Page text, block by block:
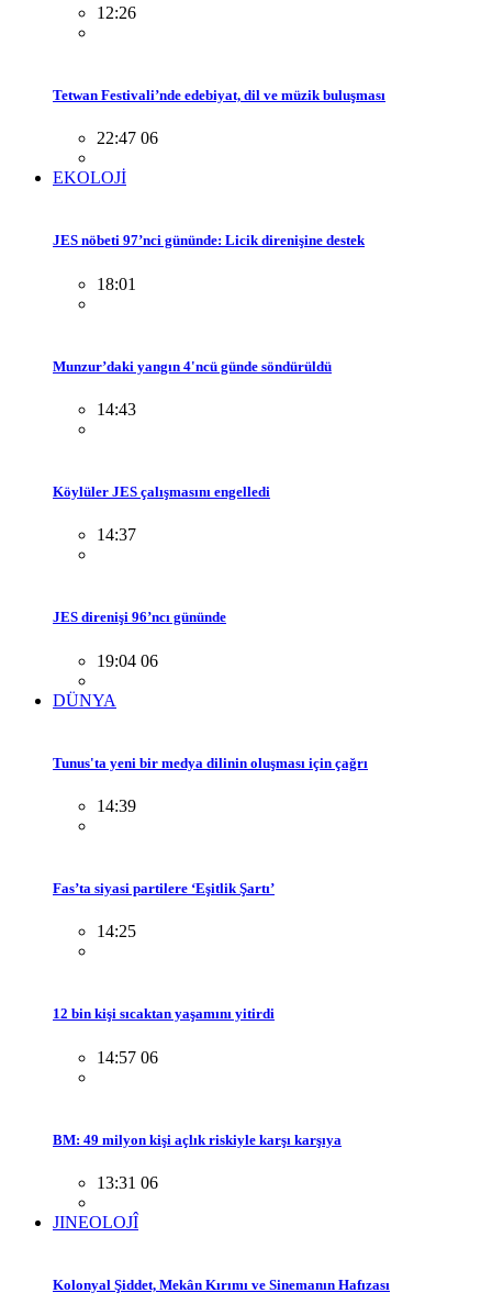
12:26
Tetwan Festivali’nde edebiyat, dil ve müzik buluşması
22:47 06
EKOLOJİ
JES nöbeti 97’nci gününde: Licik direnişine destek
18:01
Munzur’daki yangın 4'ncü günde söndürüldü
14:43
Köylüler JES çalışmasını engelledi
14:37
JES direnişi 96’ncı gününde
19:04 06
DÜNYA
Tunus'ta yeni bir medya dilinin oluşması için çağrı
14:39
Fas’ta siyasi partilere ‘Eşitlik Şartı’
14:25
12 bin kişi sıcaktan yaşamını yitirdi
14:57 06
BM: 49 milyon kişi açlık riskiyle karşı karşıya
13:31 06
JINEOLOJÎ
Kolonyal Şiddet, Mekân Kırımı ve Sinemanın Hafızası